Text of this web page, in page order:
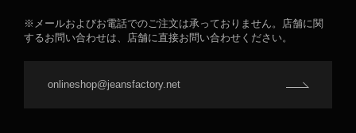
※メールおよびお電話でのご注文は承っておりません。店舗に関
するお問い合わせは、店舗に直接お問い合わせください。
onlineshop@jeansfactory.net